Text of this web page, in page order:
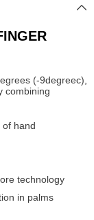
(-9degreec),
combining
of hand
technology
in palms